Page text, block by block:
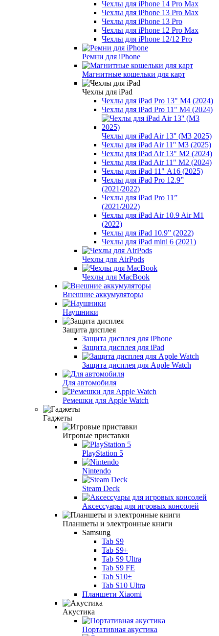
Чехлы для iPhone 14 Pro Max
Чехлы для iPhone 13 Pro Max
Чехлы для iPhone 13 Pro
Чехлы для iPhone 12 Pro Max
Чехлы для iPhone 12/12 Pro
Ремни для iPhone
Магнитные кошельки для карт
Чехлы для iРad
Чехлы для iPad Pro 13" M4 (2024)
Чехлы для iPad Pro 11" M4 (2024)
Чехлы для iPad Air 13'' (M3 2025)
Чехлы для iPad Air 11'' M3 (2025)
Чехлы для iPad Air 13" M2 (2024)
Чехлы для iPad Air 11" M2 (2024)
Чехлы для iPad 11" А16 (2025)
Чехлы для iPad Pro 12.9”
(2021/2022)
Чехлы для iPad Pro 11”
(2021/2022)
Чехлы для iPad Air 10.9 Air M1
(2022)
Чехлы для iPad 10.9” (2022)
Чехлы для iPad mini 6 (2021)
Чехлы для AirPods
Чехлы для MacBook
Внешние аккумуляторы
Наушники
Защита дисплея
Защита дисплея для iPhone
Защита дисплея для iPad
Защита дисплея для Apple Watch
Для автомобиля
Ремешки для Apple Watch
Гаджеты
Игровые приставки
PlayStation 5
Nintendo
Steam Deck
Аксессуары для игровых консолей
Планшеты и электронные книги
Samsung
Tab S9
Tab S9+
Tab S9 Ultra
Tab S9 FE
Tab S10+
Tab S10 Ultra
Планшети Xiaomi
Акустика
Портативная акустика